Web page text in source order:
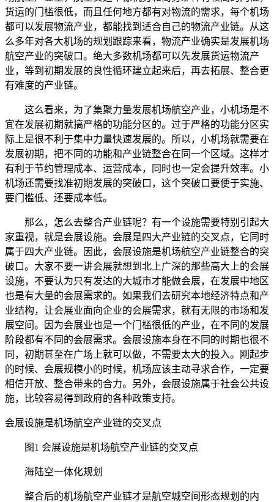
货运的门槛很低，而且任何地方都有对物流的需求，每个机场
都可以发展物流产业，都能找到适合自己的物流产业链。从这
么多年对各大机场的规划跟踪来看，物流产业确实是发展机场
航空产业的突破口。绝大多数机场都可以先发展货运物流产
业，等到初期发展的良性循环建立起来后，再去拓展、整合更
有难度的产业链。
这么看来，为了集聚力量发展机场航空产业，小机场是不
宜在发展初期就搞严格的功能分区的。过于严格的功能分区实
际上是很不利于集中力量快速发展的。所以，小机场就需要在
发展初期，把不同的功能和产业链整合在同一个区域。这样才
有利于节约管理成本、运营成本，同时也一定会提升效率。小
机场还需要找准初期发展的突破口，这个突破口要便于实施、
要门槛低、还要成本低。
那么，怎么去整合产业链呢？有一个设施需要特别引起大
家重视，就是会展设施。会展是四大产业链的交叉点，它同时
属于四大产业链。因此，会展设施是机场航空产业链整合的突
破口。大家不要一讲会展就想到北上广深的那些高大上的会展
设施，不要认为只有发达的大城市才能做会展，在发展中地区
也是有大量的会展需求的。如果我们去研究本地经济特点和产
业结构，让会展业面向企业的会展需求，就有无限的市场和发
展空间。因为会展业也是一个门槛很低的产业，在不同的发展
阶段都有不同的会展需求。会展设施本身在不同的时期也很不
同，初期甚至在广场上就可以做，不需要太大的投入。刚起步
的时候、会展规模小的时候，机场应该主动寻求合作，一定要
相信开放、整合带来的合力。另外，会展设施属于社会公共设
施，比较容易得到政府的各种政策支持。
会展设施是机场航空产业链的交叉点
图1 会展设施是机场航空产业链的交叉点
海陆空一体化规划
整合后的机场航空产业链才是航空城空间形态规划的内